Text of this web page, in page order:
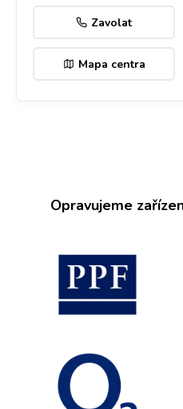
Zavolat
Mapa centra
Opravujeme